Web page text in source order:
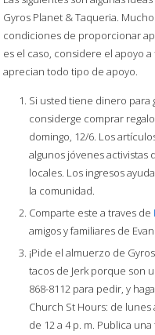
Gyros Planet & Taqueria.
condiciones de proporcionar
es el caso, considere el apoyo
aprecian todo tipo de apoyo.
Si usted tiene dinero para
considerge comprar
domingo, 12/6. Los
algunos jóvenes activistas
locales. Los ingresos
la comunidad.
Comparte este a traves de
amigos y familiares de
¡Pide el almuerzo de
tacos de Jerk porque son
868-8112 para pedir, y
Church St Hours: de lunes
de 12 a 4 p. m. Publica